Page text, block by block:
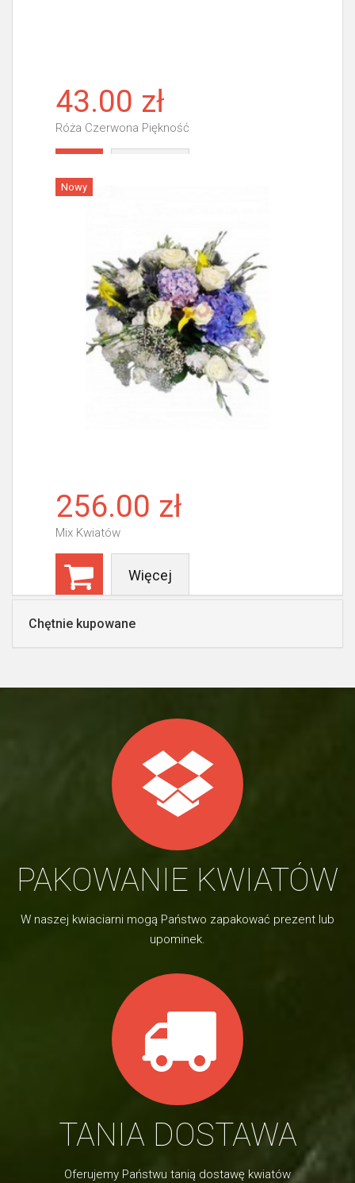
43.00 zł
Róża Czerwona Piękność
Nowy
256.00 zł
Mix Kwiatów
Więcej
Chętnie kupowane
PAKOWANIE KWIATÓW
W naszej kwiaciarni mogą Państwo zapakować prezent lub
upominek.
TANIA DOSTAWA
Oferujemy Państwu tanią dostawę kwiatów